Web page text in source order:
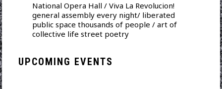
National Opera Hall / Viva La Revolucion!
general assembly every night/ liberated
public space thousands of people / art of
collective life street poetry
UPCOMING EVENTS